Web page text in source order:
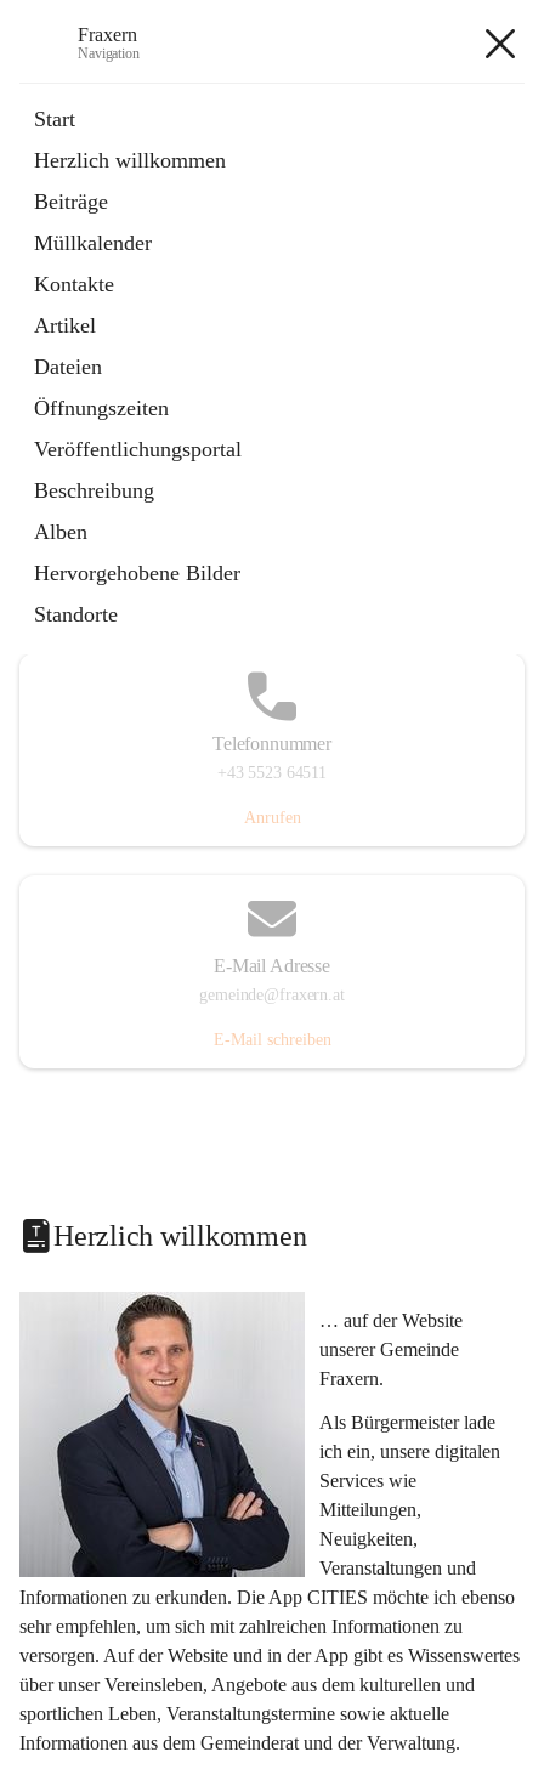
Fraxern
Navigation
Start
Herzlich willkommen
Beiträge
Müllkalender
Kontakte
Artikel
Dateien
Öffnungszeiten
Veröffentlichungsportal
Beschreibung
Alben
Hervorgehobene Bilder
Standorte
Ordner
in
Tab
Formulare
Artikel
öffnet
in
neuem
Tab
Telefonnummer
+43 5523 64511
Anrufen
E-Mail Adresse
gemeinde@fraxern.at
E-Mail schreiben
Herzlich willkommen
… auf der Website
unserer Gemeinde
Fraxern.
Als Bürgermeister lade
ich ein, unsere digitalen
Services wie
Mitteilungen,
Neuigkeiten,
Veranstaltungen und
Informationen zu erkunden. Die App CITIES möchte ich ebenso
sehr empfehlen, um sich mit zahlreichen Informationen zu
versorgen. Auf der Website und in der App gibt es Wissenswertes
über unser Vereinsleben, Angebote aus dem kulturellen und
sportlichen Leben, Veranstaltungstermine sowie aktuelle
Informationen aus dem Gemeinderat und der Verwaltung.